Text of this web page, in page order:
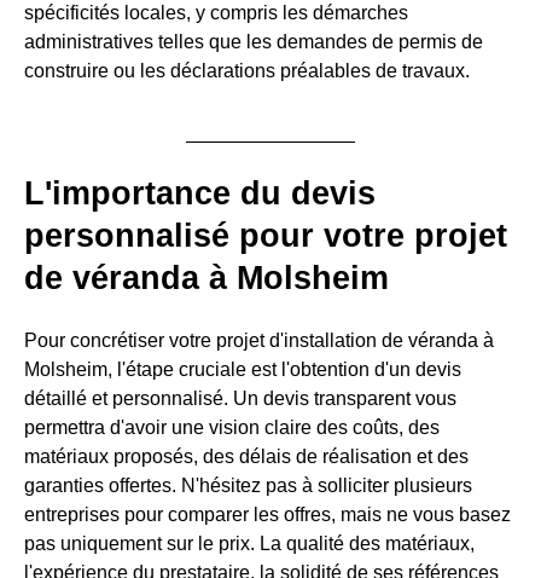
spécificités locales, y compris les démarches
administratives telles que les demandes de permis de
construire ou les déclarations préalables de travaux.
L'importance du devis
personnalisé pour votre projet
de véranda à Molsheim
Pour concrétiser votre projet d'installation de véranda à
Molsheim, l'étape cruciale est l'obtention d'un devis
détaillé et personnalisé. Un devis transparent vous
permettra d'avoir une vision claire des coûts, des
matériaux proposés, des délais de réalisation et des
garanties offertes. N'hésitez pas à solliciter plusieurs
entreprises pour comparer les offres, mais ne vous basez
pas uniquement sur le prix. La qualité des matériaux,
l'expérience du prestataire, la solidité de ses références